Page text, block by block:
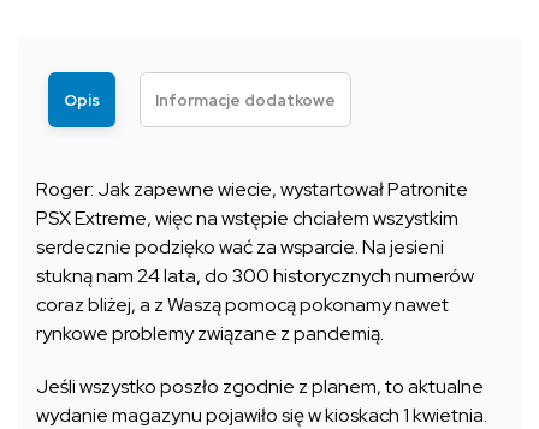
Opis Informacje dodatkowe
Roger: Jak zapewne wiecie, wystartował Patronite
PSX Extreme, więc na wstępie chciałem wszystkim
serdecznie podzięko wać za wsparcie. Na jesieni
stukną nam 24 lata, do 300 historycznych numerów
coraz bliżej, a z Waszą pomocą pokonamy nawet
rynkowe problemy związane z pandemią.
Jeśli wszystko poszło zgodnie z planem, to aktualne
wydanie magazynu pojawiło się w kioskach 1 kwietnia.